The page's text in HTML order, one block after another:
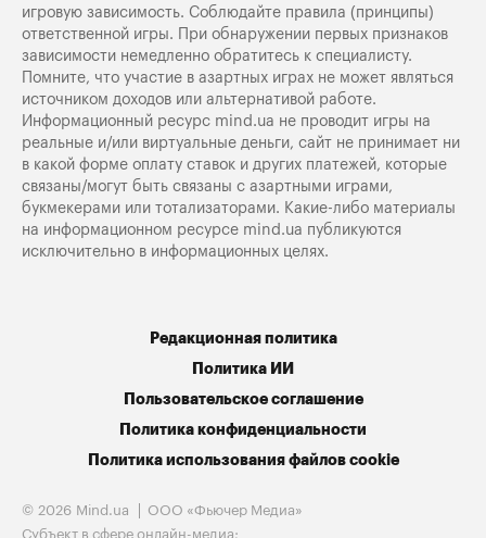
игровую зависимость. Соблюдайте правила (принципы)
ответственной игры. При обнаружении первых признаков
зависимости немедленно обратитесь к специалисту.
Помните, что участие в азартных играх не может являться
источником доходов или альтернативой работе.
Информационный ресурс mind.ua не проводит игры на
реальные и/или виртуальные деньги, сайт не принимает ни
в какой форме оплату ставок и других платежей, которые
связаны/могут быть связаны с азартными играми,
букмекерами или тотализаторами. Какие-либо материалы
на информационном ресурсе mind.ua публикуются
исключительно в информационных целях.
Редакционная политика
Политика ИИ
Пользовательское соглашение
Политика конфиденциальности
Политика использования файлов cookie
© 2026 Mind.ua
ООО «Фьючер Медиа»
Субъект в сфере онлайн-медиа;